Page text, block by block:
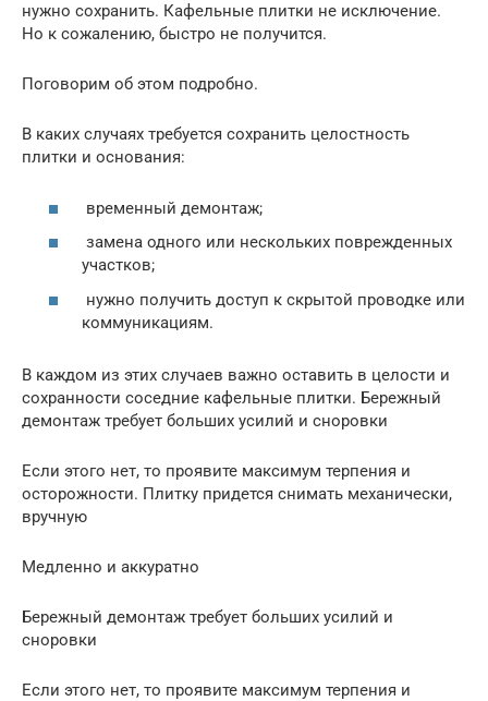
нужно сохранить. Кафельные плитки не исключение.
Но к сожалению, быстро не получится.
Поговорим об этом подробно.
В каких случаях требуется сохранить целостность
плитки и основания:
временный демонтаж;
замена одного или нескольких поврежденных
участков;
нужно получить доступ к скрытой проводке или
коммуникациям.
В каждом из этих случаев важно оставить в целости и
сохранности соседние кафельные плитки. Бережный
демонтаж требует больших усилий и сноровки
Если этого нет, то проявите максимум терпения и
осторожности. Плитку придется снимать механически,
вручную
Медленно и аккуратно
Бережный демонтаж требует больших усилий и
сноровки
Если этого нет, то проявите максимум терпения и